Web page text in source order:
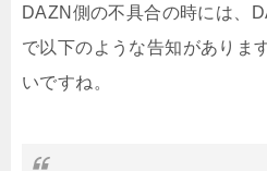
DAZN側の不具合の時には、
で以下のような告知がありま
いですね。